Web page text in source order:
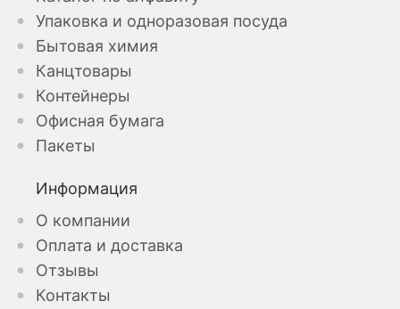
Упаковка и одноразовая посуда
Бытовая химия
Канцтовары
Контейнеры
Офисная бумага
Пакеты
Информация
О компании
Оплата и доставка
Отзывы
Контакты